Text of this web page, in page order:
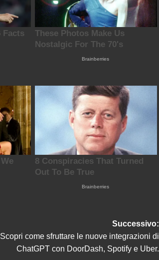
Successivo:
Scopri come sfruttare le nuove integrazioni di
ChatGPT con DoorDash, Spotify e Uber.